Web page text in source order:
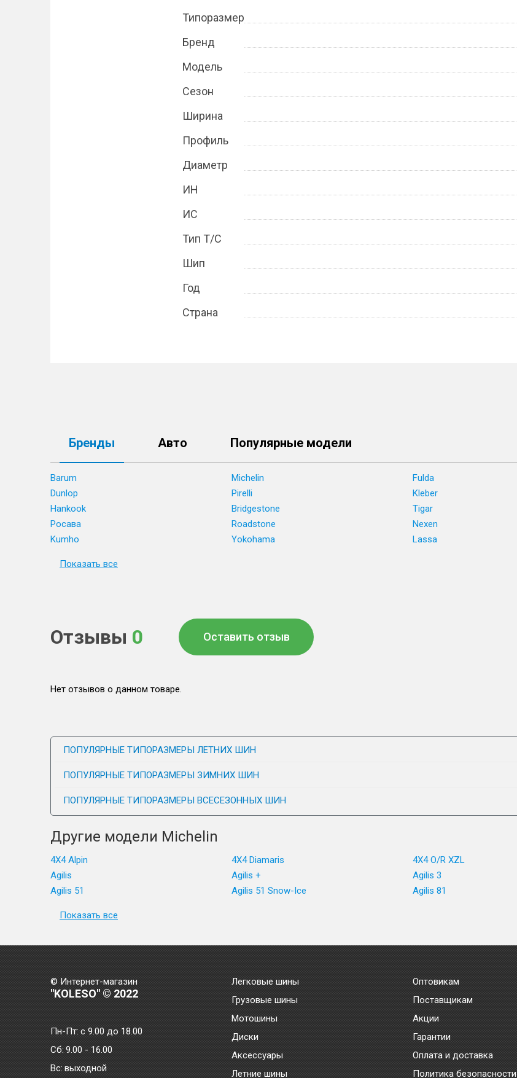
Типоразмер
Бренд
Модель
Сезон
Ширина
Профиль
Диаметр
ИН
ИС
Тип Т/С
Шип
Год
Страна
Бренды Авто Популярные модели
Barum Michelin Fulda
Dunlop
Pirelli Kleber
Hankook
Bridgestone Tigar
Росава
Roadstone Nexen
Kumho
Yokohama Lassa
Показать все
Отзывы 0 Оставить отзыв
Нет отзывов о данном товаре.
ПОПУЛЯРНЫЕ ТИПОРАЗМЕРЫ ЛЕТНИХ ШИН
ПОПУЛЯРНЫЕ ТИПОРАЗМЕРЫ ЗИМНИХ ШИН
ПОПУЛЯРНЫЕ ТИПОРАЗМЕРЫ ВСЕСЕЗОННЫХ ШИН
Другие модели Michelin
4X4 Alpin 4X4 Diamaris 4X4 O/R XZL
Agilis
Agilis + Agilis 3
Agilis 51
Agilis 51 Snow-Ice Agilis 81
Показать все
© Интернет-магазин
"KOLESO" © 2022
Пн-Пт:с 9.00 до 18.00
Сб: 9.00 - 16.00
Bc: выходной
Легковые шины
Грузовые шины
Мотошины
Диски
Аксессуары
Летние шины
Оптовикам
Поставщикам
Акции
Гарантии
Оплата и доставка
Политика безопасности